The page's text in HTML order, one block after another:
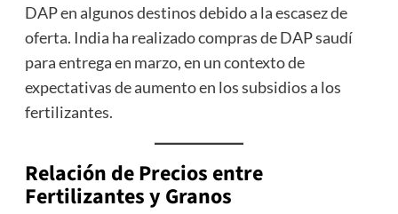
DAP en algunos destinos debido a la escasez de
oferta. India ha realizado compras de DAP saudí
para entrega en marzo, en un contexto de
expectativas de aumento en los subsidios a los
fertilizantes.
Relación de Precios entre
Fertilizantes y Granos